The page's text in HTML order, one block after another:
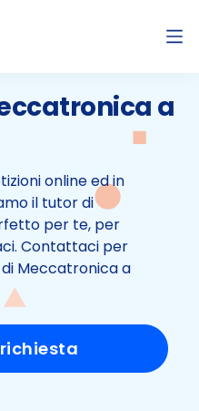
a
online ed in
il tutor di
per te, per
Contattaci per
Meccatronica a